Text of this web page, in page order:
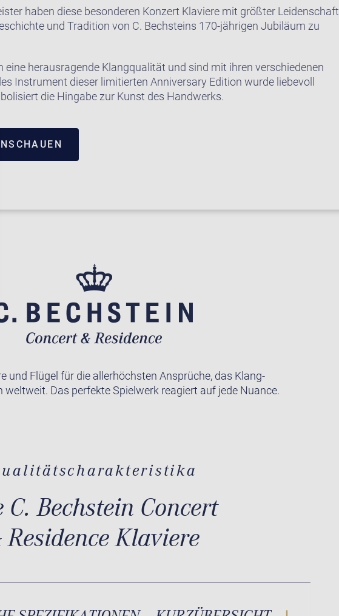
haben diese besonderen Konzert Klaviere mit größter Leidenschaft
und Tradition von C. Bechsteins 170-jährigen Jubiläum zu
herausragende Klangqualität und sind mit ihren verschiedenen
Instrument dieser limitierten Anniversary Edition wurde liebevoll
die Hingabe zur Kunst des Handwerks.
und Flügel für die allerhöchsten Ansprüche, das Klang-
weltweit. Das perfekte Spielwerk reagiert auf jede Nuance.
C. Bechstein Concert
Residence Klaviere